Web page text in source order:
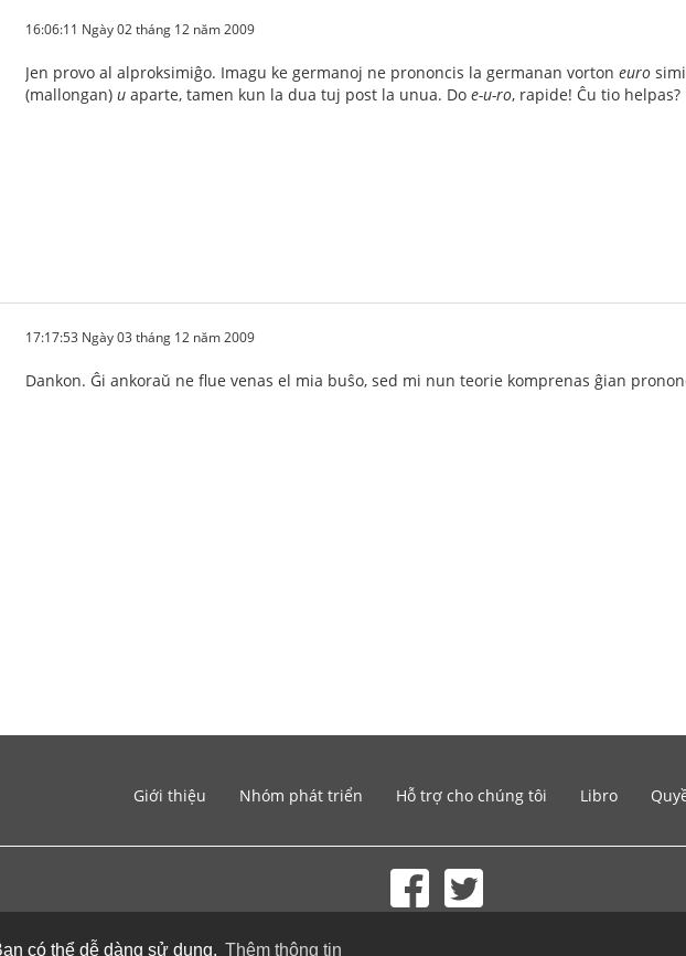
có thể dễ dàng sử dụng. Thêm thông tin
16:06:11 Ngày 02 tháng 12 năm 2009
Jen provo al alproksimiĝo. Imagu ke germanoj ne prononcis la germanan vorton euro
(mallongan) u aparte, tamen kun la dua tuj post la unua. Do e-u-ro, rapide! Ĉu tio helpas?
17:17:53 Ngày 03 tháng 12 năm 2009
Dankon. Ĝi ankoraŭ ne flue venas el mia buŝo, sed mi nun teorie komprenas ĝian
Giới thiệu Nhóm phát triển Hỗ trợ cho chúng tôi Libro